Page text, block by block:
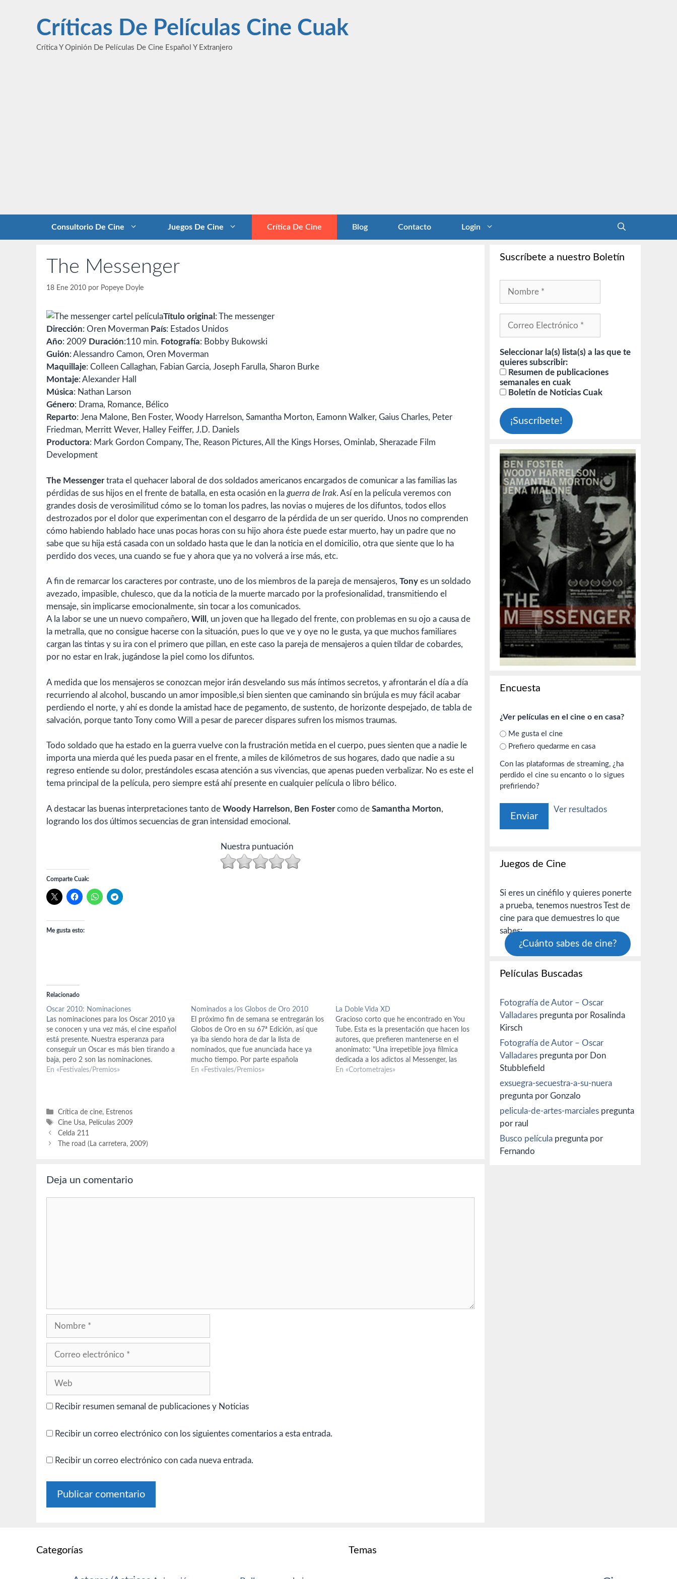
contenidoCríticas De Películas Cine Cuak
Crítica Y Opinión De Películas De Cine Español Y Extranjero
Consultorio De Cine Juegos De Cine Crítica De Cine Blog Contacto Login
The Messenger
18 Ene 2010 por Popeye Doyle
Título original : The messenger
Dirección: Oren Moverman País: Estados Unidos
Año: 2009 Duración:110 min. Fotografía: Bobby Bukowski
Guión: Alessandro Camon, Oren Moverman
Maquillaje: Colleen Callaghan, Fabian Garcia, Joseph Farulla, Sharon Burke
Montaje: Alexander Hall
Música: Nathan Larson
Género: Drama, Romance, Bélico
Reparto: Jena Malone, Ben Foster, Woody Harrelson, Samantha Morton, Eamonn Walker, Gaius Charles, Peter
Friedman, Merritt Wever, Halley Feiffer, J.D. Daniels
Productora: Mark Gordon Company, The, Reason Pictures, All the Kings Horses, Ominlab, Sherazade Film
Development
The Messengertrata el quehacer laboral de dos soldados americanos encargados de comunicar a las familias las
pérdidas de sus hijos en el frente de batalla, en esta ocasión en la guerra de Irak. Así en la película veremos con
grandes dosis de verosimilitud cómo se lo toman los padres, las novias o mujeres de los difuntos, todos ellos
destrozados por el dolor que experimentan con el desgarro de la pérdida de un ser querido. Unos no comprenden
cómo habiendo hablado hace unas pocas horas con su hijo ahora éste puede estar muerto, hay un padre que no
sabe que su hija está casada con un soldado hasta que le dan la noticia en el domicilio, otra que siente que lo ha
perdido dos veces, una cuando se fue y ahora que ya no volverá a irse más, etc.
A fin de remarcar los caracteres por contraste, uno de los miembros de la pareja de mensajeros, Tony es un soldado
avezado, impasible, chulesco, que da la noticia de la muerte marcado por la profesionalidad, transmitiendo el
mensaje, sin implicarse emocionalmente, sin tocar a los comunicados.
A la labor se une un nuevo compañero, Will , un joven que ha llegado del frente, con problemas en su ojo a causa de
la metralla, que no consigue hacerse con la situación, pues lo que ve y oye no le gusta, ya que muchos familiares
cargan las tintas y su ira con el primero que pillan, en este caso la pareja de mensajeros a quien tildar de cobardes,
por no estar en Irak, jugándose la piel como los difuntos.
A medida que los mensajeros se conozcan mejor irán desvelando sus más íntimos secretos, y afrontarán el día a día
recurriendo al alcohol, buscando un amor imposible,si bien sienten que caminando sin brújula es muy fácil acabar
perdiendo el norte, y ahí es donde la amistad hace de pegamento, de sustento, de horizonte despejado, de tabla de
salvación, porque tanto Tony como Will a pesar de parecer dispares sufren los mismos traumas.
Todo soldado que ha estado en la guerra vuelve con la frustración metida en el cuerpo, pues sienten que a nadie le
importa una mierda qué les pueda pasar en el frente, a miles de kilómetros de sus hogares, dado que nadie a su
regreso entiende su dolor, prestándoles escasa atención a sus vivencias, que apenas pueden verbalizar. No es este el
tema principal de la película, pero siempre está ahí presente en cualquier película o libro bélico.
A destacar las buenas interpretaciones tanto de Woody Harrelson, Ben Fostercomo de Samantha Morton,
logrando los dos últimos secuencias de gran intensidad emocional.
Nuestra puntuación
Comparte Cuak:
Me gusta esto:
Relacionado
Oscar 2010: Nominaciones
Las nominaciones para los Oscar 2010 ya
se conocen y una vez más, el cine español
está presente. Nuestra esperanza para
conseguir un Oscar es más bien tirando a
baja, pero 2 son las nominaciones.
Penélope Cruz, por tercera vez y con un
En «Festivales/Premios»
Nominados a los Globos de Oro 2010
El próximo fin de semana se entregarán los
Globos de Oro en su 67ª Edición, así que
ya iba siendo hora de dar la lista de
nominados, que fue anunciada hace ya
mucho tiempo. Por parte española
tenemos a Penélope Cruz como secundaria
En «Festivales/Premios»
La Doble Vida XD
Gracioso corto que he encontrado en You
Tube. Esta es la presentación que hacen los
autores, que prefieren mantenerse en el
anonimato: "Una irrepetible joya fílmica
dedicada a los adictos al Messenger, las
"chicas oscuras", los fans de Julito Medem,
En «Cortometrajes»
Categorías
Crítica de cine, Estrenos
Etiquetas
Cine Usa, Películas 2009
Celda 211
The road (La carretera, 2009)
Deja un comentario
Recibir resumen semanal de publicaciones y Noticias
Recibir un correo electrónico con los siguientes comentarios a esta entrada.
Recibir un correo electrónico con cada nueva entrada.
Suscríbete a nuestro Boletín
Seleccionar la(s) lista(s) a las que te
quieres subscribir:
Resumen de publicaciones
semanales en cuak
Boletín de Noticias Cuak
Encuesta
¿Ver películas en el cine o en casa?
Me gusta el cine
Prefiero quedarme en casa
Con las plataformas de streaming, ¿ha
perdido el cine su encanto o lo sigues
prefiriendo?
Ver resultados
Juegos de Cine
Si eres un cinéfilo y quieres ponerte
a prueba, tenemos nuestros Test de
cine para que demuestres lo que
sabes:
¿Cuánto sabes de cine?
Películas Buscadas
Fotografía de Autor – Oscar
Valladares pregunta por Rosalinda
Kirsch
Fotografía de Autor – Oscar
Valladares pregunta por Don
Stubblefield
exsuegra-secuestra-a-su-nuera
pregunta por Gonzalo
pelicula-de-artes-marciales pregunta
por raul
Busco película pregunta por
Fernando
Categorías Temas